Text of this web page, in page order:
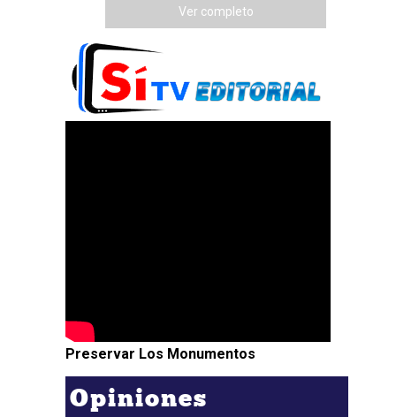
Ver completo
Preservar Los Monumentos
Opiniones